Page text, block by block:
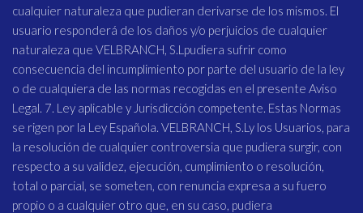
cualquier naturaleza que pudieran derivarse de los mismos. El
usuario responderá de los daños y/o perjuicios de cualquier
naturaleza que VELBRANCH, S.Lpudiera sufrir como
consecuencia del incumplimiento por parte del usuario de la ley
o de cualquiera de las normas recogidas en el presente Aviso
Legal. 7. Ley aplicable y Jurisdicción competente. Estas Normas
se rigen por la Ley Española. VELBRANCH, S.Ly los Usuarios, para
la resolución de cualquier controversia que pudiera surgir, con
respecto a su validez, ejecución, cumplimiento o resolución,
total o parcial, se someten, con renuncia expresa a su fuero
propio o a cualquier otro que, en su caso, pudiera